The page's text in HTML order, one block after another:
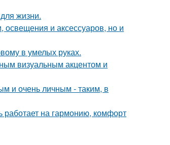
жизни.
освещения и аксессуаров, но и
в умелых руках.
визуальным акцентом и
и очень личным - таким, в
работает на гармонию, комфорт